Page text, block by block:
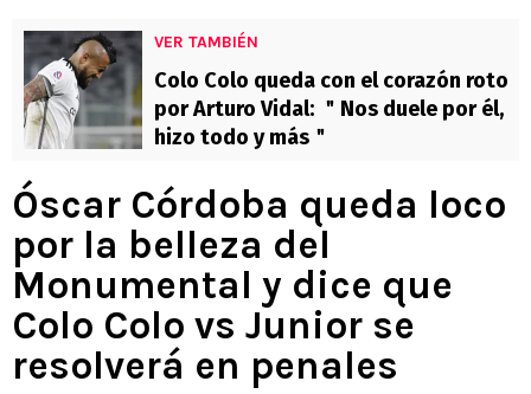
VER TAMBIÉN
Colo Colo queda con el corazón roto
por Arturo Vidal: ＂Nos duele por él,
hizo todo y más＂
Óscar Córdoba queda loco
por la belleza del
Monumental y dice que
Colo Colo vs Junior se
resolverá en penales